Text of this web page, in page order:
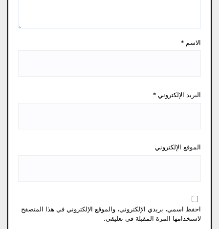
الاسم *
البريد الإلكتروني *
الموقع الإلكتروني
احفظ اسمي، بريدي الإلكتروني، والموقع الإلكتروني في هذا المتصفح
لاستخدامها المرة المقبلة في تعليقي.